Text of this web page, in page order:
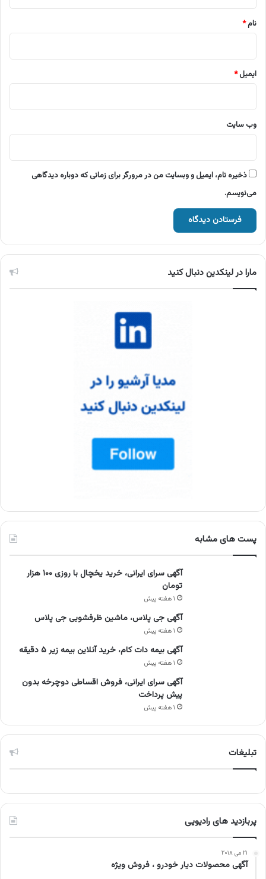
نام*
ایمیل*
وب‌ سایت
ذخیره نام، ایمیل و وبسایت من در مرورگر برای زمانی که دوباره دیدگاهی
می‌نویسم.
مارا در لینکدین دنبال کنید
پست های مشابه
آگهی سرای ایرانی، خرید یخچال با روزی ۱۰۰ هزار
تومان
۱ هفته پیش
آگهی جی پلاس، ماشین ظرفشویی جی پلاس
۱ هفته پیش
آگهی بیمه دات کام، خرید آنلاین بیمه زیر ۵ دقیقه
۱ هفته پیش
آگهی سرای ایرانی، فروش اقساطی دوچرخه بدون
پیش پرداخت
۱ هفته پیش
تبلیغات
پربازدید های رادیویی
۲۱ می ۲۰۱۸
آگهی محصولات دیار خودرو ، فروش ویژه